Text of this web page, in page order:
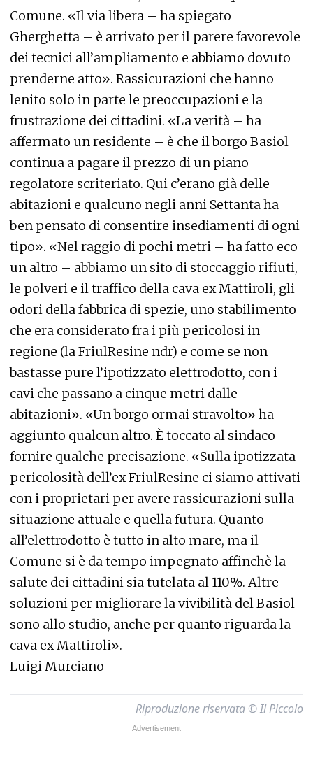
Comune. «Il via libera – ha spiegato
Gherghetta – è arrivato per il parere favorevole
dei tecnici all’ampliamento e abbiamo dovuto
prenderne atto». Rassicurazioni che hanno
lenito solo in parte le preoccupazioni e la
frustrazione dei cittadini. «La verità – ha
affermato un residente – è che il borgo Basiol
continua a pagare il prezzo di un piano
regolatore scriteriato. Qui c’erano già delle
abitazioni e qualcuno negli anni Settanta ha
ben pensato di consentire insediamenti di ogni
tipo». «Nel raggio di pochi metri – ha fatto eco
un altro – abbiamo un sito di stoccaggio rifiuti,
le polveri e il traffico della cava ex Mattiroli, gli
odori della fabbrica di spezie, uno stabilimento
che era considerato fra i più pericolosi in
regione (la FriulResine ndr) e come se non
bastasse pure l’ipotizzato elettrodotto, con i
cavi che passano a cinque metri dalle
abitazioni». «Un borgo ormai stravolto» ha
aggiunto qualcun altro. È toccato al sindaco
fornire qualche precisazione. «Sulla ipotizzata
pericolosità dell’ex FriulResine ci siamo attivati
con i proprietari per avere rassicurazioni sulla
situazione attuale e quella futura. Quanto
all’elettrodotto è tutto in alto mare, ma il
Comune si è da tempo impegnato affinchè la
salute dei cittadini sia tutelata al 110%. Altre
soluzioni per migliorare la vivibilità del Basiol
sono allo studio, anche per quanto riguarda la
cava ex Mattiroli».
Luigi Murciano
Riproduzione riservata © Il Piccolo